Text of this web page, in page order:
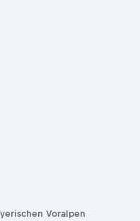
Voralpen